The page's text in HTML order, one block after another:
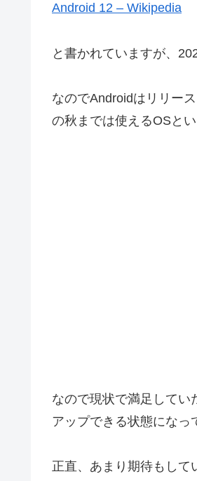
Android 12 – Wikipedia
と書かれていますが、
なのでAndroidはリリー
の秋までは使えるOSと
なので現状で満足してい
アップできる状態になっ
正直、あまり期待もして